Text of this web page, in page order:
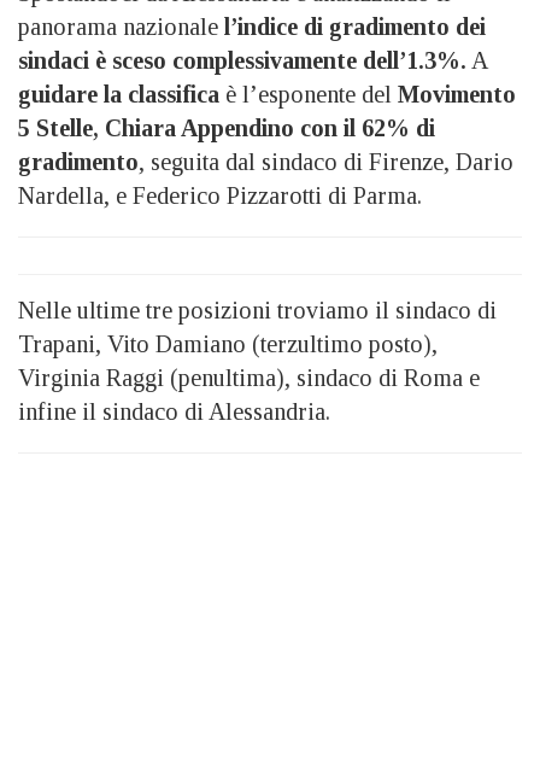
panorama nazionale l’indice di gradimento dei
sindaci è sceso complessivamente dell’1.3%. A
guidare la classifica è l’esponente del Movimento
5 Stelle, Chiara Appendino con il 62% di
gradimento, seguita dal sindaco di Firenze, Dario
Nardella, e Federico Pizzarotti di Parma.
Nelle ultime tre posizioni troviamo il sindaco di
Trapani, Vito Damiano (terzultimo posto),
Virginia Raggi (penultima), sindaco di Roma e
infine il sindaco di Alessandria.